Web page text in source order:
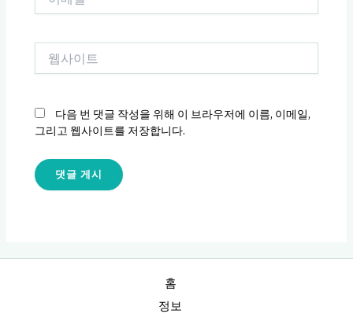
다음 번 댓글 작성을 위해 이 브라우저에 이름, 이메일,
그리고 웹사이트를 저장합니다.
홈
정보